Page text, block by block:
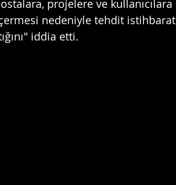
projelere ve kullanıcılara
nedeniyle tehdit istihbarat
iddia etti.